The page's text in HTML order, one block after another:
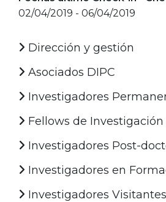
02/04/2019 - 06/04/2019
Dirección y gestión
Asociados DIPC
Investigadores
Fellows de Investigación
Investigadores Post-
Investigadores en
Investigadores Visitantes